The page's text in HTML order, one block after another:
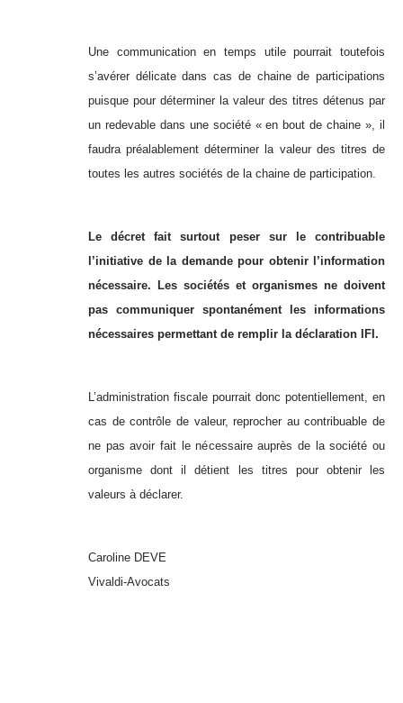
Une communication en temps utile pourrait toutefois
s’avérer délicate dans cas de chaine de participations
puisque pour déterminer la valeur des titres détenus par
un redevable dans une société « en bout de chaine », il
faudra préalablement déterminer la valeur des titres de
toutes les autres sociétés de la chaine de participation.
Le décret fait surtout peser sur le contribuable
l’initiative de la demande pour obtenir l’information
nécessaire. Les sociétés et organismes ne doivent
pas communiquer spontanément les informations
nécessaires permettant de remplir la déclaration IFI.
L’administration fiscale pourrait donc potentiellement, en
cas de contrôle de valeur, reprocher au contribuable de
ne pas avoir fait le nécessaire auprès de la société ou
organisme dont il détient les titres pour obtenir les
valeurs à déclarer.
Caroline DEVE
Vivaldi-Avocats